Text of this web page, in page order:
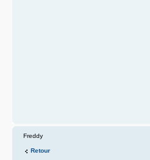
Freddy
Retour